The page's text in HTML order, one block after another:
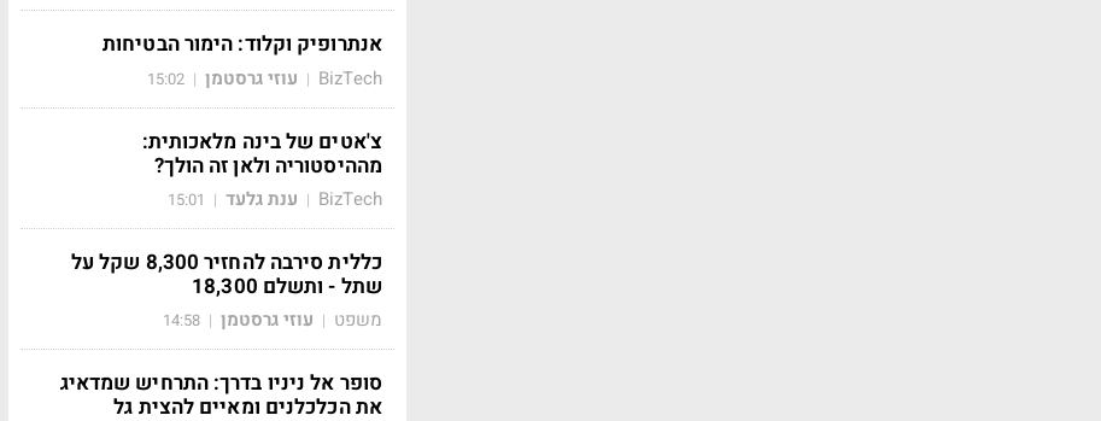
אנתרופיק וקלוד: הימור הבטיחות
BizTech
| עוזי גרסטמן |
15:02
צ'אטים של בינה מלאכותית:
מההיסטוריה ולאן זה הולך?
BizTech
| ענת גלעד |
15:01
כללית סירבה להחזיר 8,300 שקל על
שתל - ותשלם 18,300
משפט | עוזי גרסטמן |
14:58
סופר אל ניניו בדרך: התרחיש שמדאיג
את הכלכלנים ומאיים להצית גל